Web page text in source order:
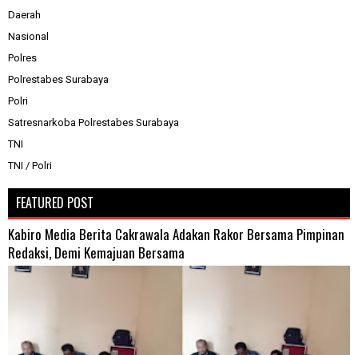
Daerah
Nasional
Polres
Polrestabes Surabaya
Polri
Satresnarkoba Polrestabes Surabaya
TNI
TNI / Polri
FEATURED POST
Kabiro Media Berita Cakrawala Adakan Rakor Bersama Pimpinan
Redaksi, Demi Kemajuan Bersama